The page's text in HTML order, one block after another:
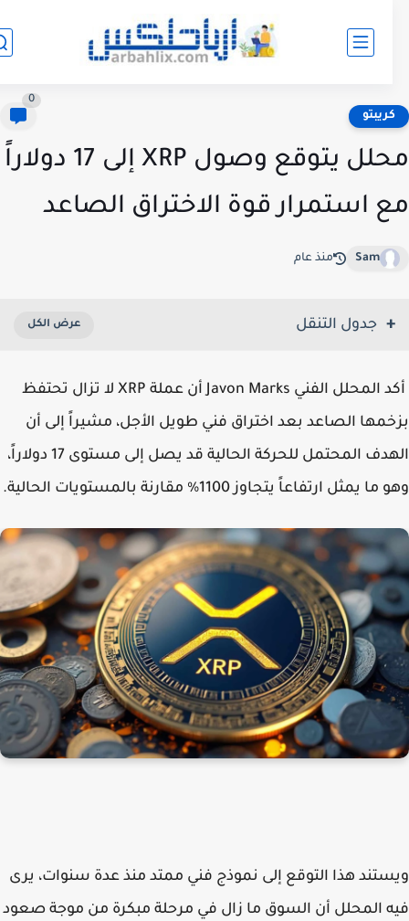
محلل يتوقع وصول XRP إلى 17 دولاراً
استمرار قوة الاختراق الصاعد
Sam منذ عام
جدول التنقل
أكد المحلل الفني Javon Marks أن عملة XRP لا تزال تحتفظ
الصاعد بعد اختراق فني طويل الأجل، مشيراً إلى أن
الهدف المحتمل للحركة الحالية قد يصل إلى مستوى 17 دولاراً،
ارتفاعاً يتجاوز 1100% مقارنة بالمستويات الحالية.
هذا التوقع إلى نموذج فني ممتد منذ عدة سنوات، يرى
المحلل أن السوق ما زال في مرحلة مبكرة من موجة صعود